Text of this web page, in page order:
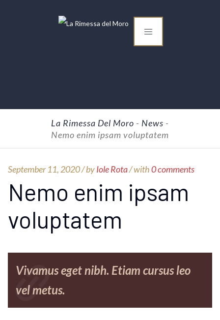
La Rimessa Del Moro - News -
Nemo enim ipsam voluptatem
September 11, 2020 /byIole Rota/ with0 comments
Nemo enim ipsam
voluptatem
Vivamus eget nibh. Etiam cursus leo
vel metus.